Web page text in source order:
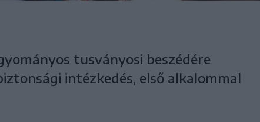
tusványosi beszédére
intézkedés, első alkalommal